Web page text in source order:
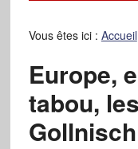
Vous êtes ici : Accueil
Europe,
tabou,